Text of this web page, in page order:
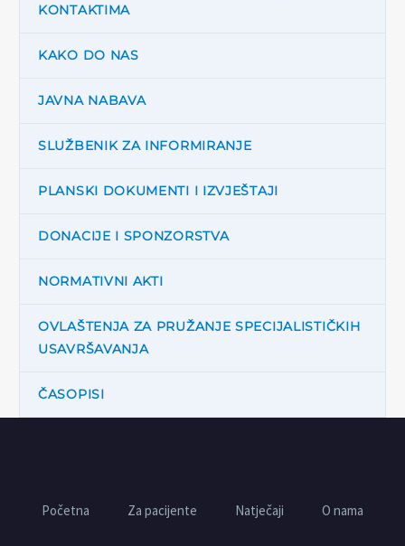
KONTAKTIMA
KAKO DO NAS
JAVNA NABAVA
SLUŽBENIK ZA INFORMIRANJE
PLANSKI DOKUMENTI I IZVJEŠTAJI
DONACIJE I SPONZORSTVA
NORMATIVNI AKTI
OVLAŠTENJA ZA PRUŽANJE SPECIJALISTIČKIH
USAVRŠAVANJA
ČASOPISI
Početna Za pacijente Natječaji O nama